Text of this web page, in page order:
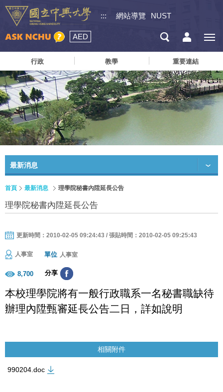
::: 網站導覽 NUST
AED
行政 教學 重要連結
最新消息
首頁 最新消息 理學院秘書內陞延長公告
理學院秘書內陞延長公告
更新時間：2010-02-05 09:24:43 / 張貼時間：2010-02-05 09:25:43
人事室 單位 人事室
8,700 分享
本校理學院將有一般行政職系一名秘書職缺待
辦理內陞甄審延長公告二日，詳如說明
相關附件
990204.doc